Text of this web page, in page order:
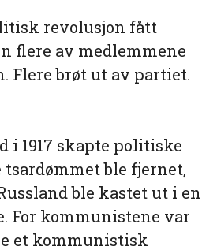
revolusjon fått
flere av medlemmene
Flere brøt ut av partiet.
i 1917 skapte politiske
tsardømmet ble fjernet,
ble kastet ut i en
For kommunistene var
et kommunistisk